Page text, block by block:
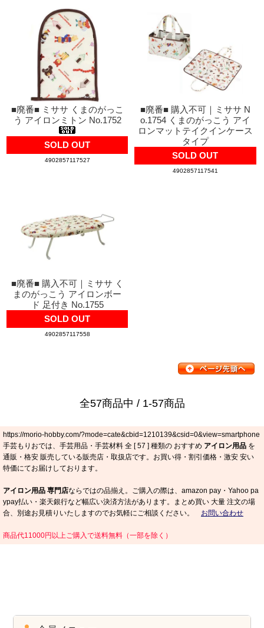
■廃番■ ミササ くまのがっこ
う アイロンミトン No.1752
SOLD OUT
4902857117527
■廃番■ 購入不可｜ミササ N
o.1754 くまのがっこう アイ
ロンマットテイクインケース
タイプ
SOLD OUT
4902857117541
■廃番■ 購入不可｜ミササ く
まのがっこう アイロンボー
ド 足付き No.1755
SOLD OUT
4902857117558
全57商品中 / 1-57商品
https://morio-hobby.com/?mode=cate&cbid=1210139&csid=0&view=smartphone
手芸もりおでは、手芸用品・手芸材料 全 [57 ] 種類の おすすめ アイロン用品 を
通販・格安 販売している販売店・取扱店です。お買い得・割引価格・激安 安い
特価にてお届けしております。
アイロン用品 専門店ならではの品揃え。ご購入の際は、amazon pay・Yahoo pa
ypay払い・楽天銀行など幅広い決済方法があります。まとめ買い 大量 注文の場
合、別途お見積りいたしますのでお気軽にご相談ください。 お問い合わせ
商品代11000円以上ご購入で送料無料（一部を除く）